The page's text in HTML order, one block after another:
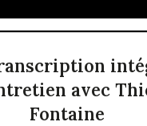
avec
Fontaine